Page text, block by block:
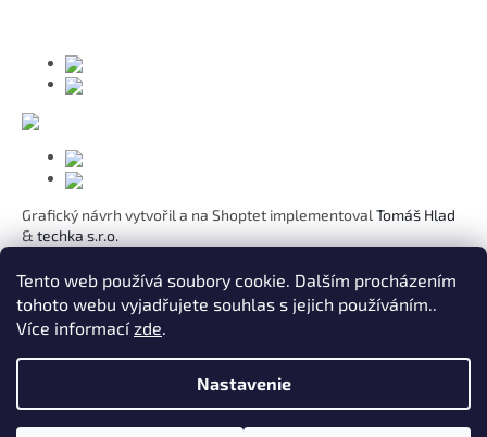
Tento web používá soubory cookie. Dalším procházením
tohoto webu vyjadřujete souhlas s jejich používáním..
Více informacízde.
Nastavenie
Grafický návrh vytvořil a na Shoptet implementoval Tomáš Hlad
& techka s.r.o.
Koho chcete obdarovat?
Pre mamičku
Pre moju lásku
Pre dcéru